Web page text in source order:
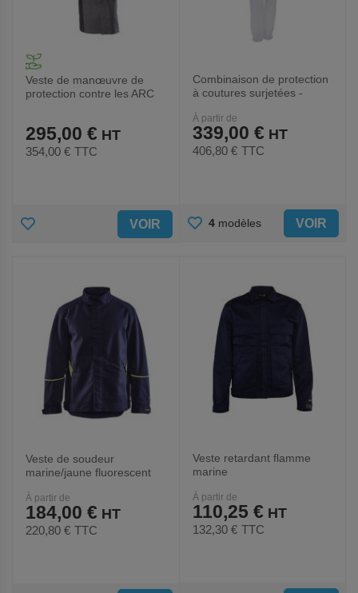
Veste de manœuvre de
protection contre les ARC
295,00 €
354,00 € TTC
AJOUTER VOIR
Combinaison de protection
à coutures surjetées -
À partir de
339,00 €
406,80 € TTC
AJOUTER
4 modèles VOIR
Veste de soudeur
marine/jaune fluorescent
À partir de
184,00 €
220,80 € TTC
Veste retardant flamme
marine
À partir de
110,25 €
132,30 € TTC